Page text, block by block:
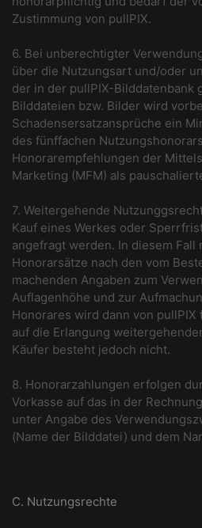
Zustimmung von pullPIX.
6. Bei unberechtigter
über die Nutzungsart und/oder
der in der pullPIX-Bilddatenbank
Bilddateien bzw. Bilder wird
Schadensersatzansprüche ein
des fünffachen
Honorarempfehlungen der
Marketing (MFM) als
7. Weitergehende
Kauf eines Werkes oder
angefragt werden. In diesem Fall
Honorarsätze nach den vom
machenden Angaben zum
Auflagenhöhe und zur
Honorares wird dann von
auf die Erlangung
Käufer besteht jedoch nicht.
8. Honorarzahlungen erfolgen
Vorkasse auf das in der
unter Angabe des
(Name der Bilddatei) und dem
C. Nutzungsrechte